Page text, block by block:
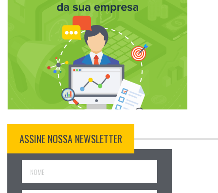
ASSINE NOSSA NEWSLETTER